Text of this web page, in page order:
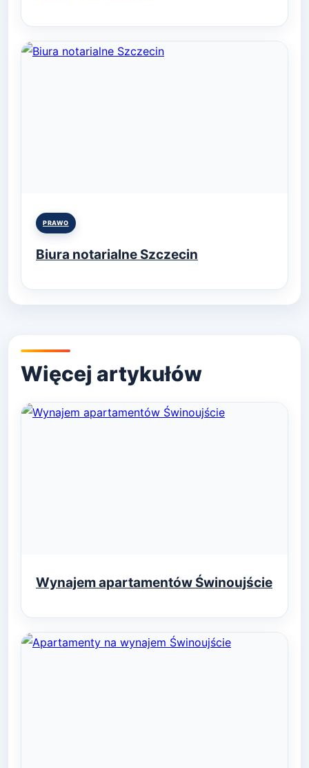
Posted
PRAWO
Biura notarialne Szczecin
Wynajem apartamentów Świnoujście